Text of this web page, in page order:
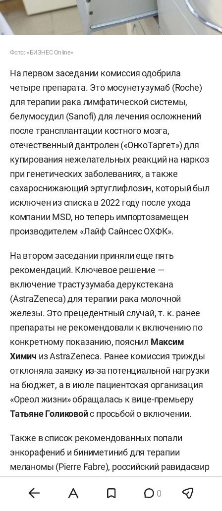
Фото: «БИЗНЕС Online»
На первом заседании комиссия одобрила
четыре препарата. Это мосунетузумаб (Roche)
для терапии рака лимфатической системы,
белумосудил (Sanofi) для лечения осложнений
после трансплантации костного мозга,
отечественный дантролен («ОнкоТаргет») для
купирования нежелательных реакций на наркоз
при генетических заболеваниях, а также
сахароснижающий эртуглифлозин, который был
исключен из списка в 2022 году после ухода
компании MSD, но теперь импортозамещен
производителем «Лайф Сайнсес ОХФК».
На втором заседании приняли еще пять
рекомендаций. Ключевое решение —
включение трастузумаба дерукстекана
(AstraZeneca) для терапии рака молочной
железы. Это прецедентный случай, т. к. ранее
препараты не рекомендовали к включению по
конкретному показанию, пояснил Максим
Химич из AstraZeneca. Ранее комиссия трижды
отклоняла заявку из-за потенциальной нагрузки
на бюджет, а в июле пациентская организация
«Ореол жизни» обращалась к вице-премьеру
Татьяне Голиковойс просьбой о включении.
Также в список рекомендованных попали
энкорафениб и биниметиниб для терапии
меланомы (Pierre Fabre), российский равидасвир
Фарма») и веренафусп альфа для терапии
0